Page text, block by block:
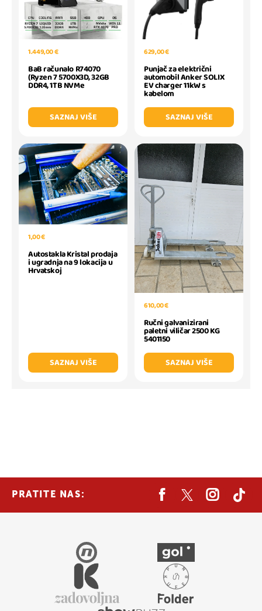
1.449,00 €
BaB računalo R74070
(Ryzen 7 5700X3D, 32GB
DDR4, 1TB NVMe
SAZNAJ VIŠE
629,00 €
Punjač za električni
automobil Anker SOLIX
EV charger 11kW s
kabelom
SAZNAJ VIŠE
1,00 €
Autostakla Kristal prodaja
i ugradnja na 9 lokacija u
Hrvatskoj
SAZNAJ VIŠE
610,00 €
Ručni galvanizirani
paletni viličar 2500 KG
5401150
SAZNAJ VIŠE
PRATITE NAS: